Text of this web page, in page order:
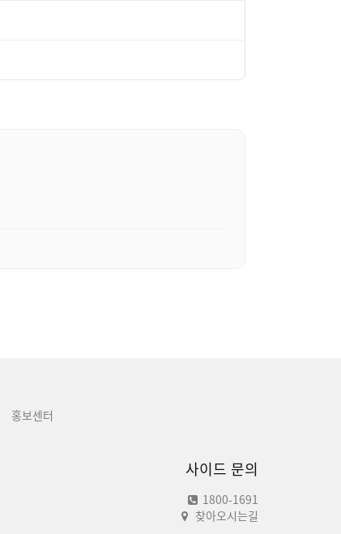
홍보센터
사이드 문의
1800-1691
찾아오시는길